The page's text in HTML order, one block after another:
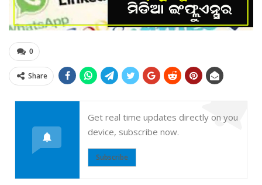
0
Share
Get real time updates directly on you
device, subscribe now.
Subscribe